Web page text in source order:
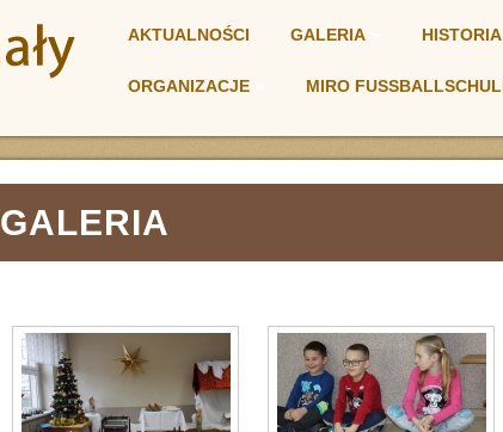
AKTUALNOŚCI GALERIA HISTORIA
ORGANIZACJE MIRO FUSSBALLSCHULE
GALERIA